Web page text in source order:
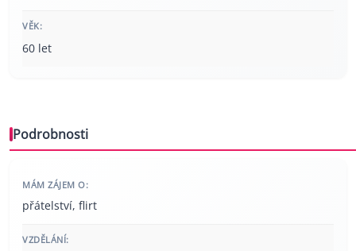
VĚK:
60 let
Podrobnosti
MÁM ZÁJEM O:
přátelství, flirt
VZDĚLÁNÍ: